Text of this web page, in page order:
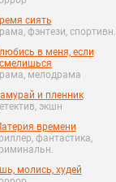
сиять
фэнтези, спортивн.
в меня, если
мелодрама
и пленник
экшн
времени
фантастика,
молись, худей